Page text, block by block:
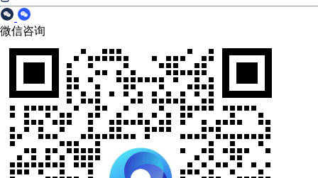
微信咨询